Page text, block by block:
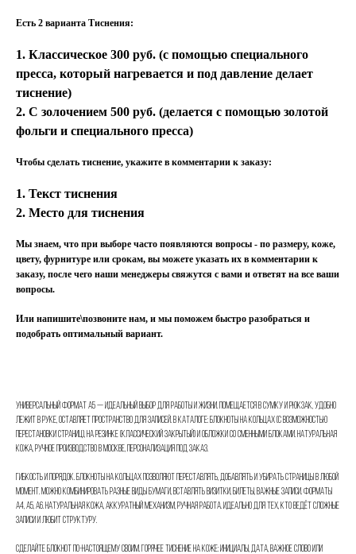
Есть 2 варианта Тиснения:
1. Классическое 300 руб. (с помощью специального
пресса, который нагревается и под давление делает
тиснение)
2. С золочением 500 руб. (делается с помощью золотой
фольги и специального пресса)
Чтобы сделать тиснение, укажите в комментарии к заказу:
1. Текст тиснения
2. Место для тиснения
Мы знаем, что при выборе часто появляются вопросы - по размеру, коже,
цвету, фурнитуре или срокам, вы можете указать их в комментарии к
заказу, после чего наши менеджеры свяжутся с вами и ответят на все ваши
вопросы.
Или напишите\позвоните нам, и мы поможем быстро разобраться и
подобрать оптимальный вариант.
Универсальный формат А5 — идеальный выбор для работы и жизни. Помещается в сумку и рюкзак, удобно
лежит в руке, оставляет пространство для записей. В каталоге: блокноты на кольцах (с возможностью
перестановки страниц), на резинке (классический закрытый) и обложки со сменными блоками. Натуральная
кожа, ручное производство в Москве, персонализация под заказ.
Гибкость и порядок. Блокноты на кольцах позволяют переставлять, добавлять и убирать страницы в любой
момент. Можно комбинировать разные виды бумаги, вставлять визитки, билеты, важные записи. Форматы
А4, А5, А6. Натуральная кожа, аккуратный механизм, ручная работа. Идеально для тех, кто ведёт сложные
записи и любит структуру.
Сделайте блокнот по-настоящему своим. Горячее тиснение на коже: инициалы, дата, важное слово или